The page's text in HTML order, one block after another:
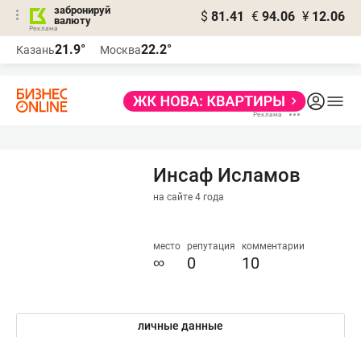
забронируй
валюту
$ 81.41 € 94.06 ¥ 12.06
Казань21.9° Москва22.2°
Инсаф Исламов
на сайте 4 года
место
∞
репутация
0
комментарии
10
личные данные